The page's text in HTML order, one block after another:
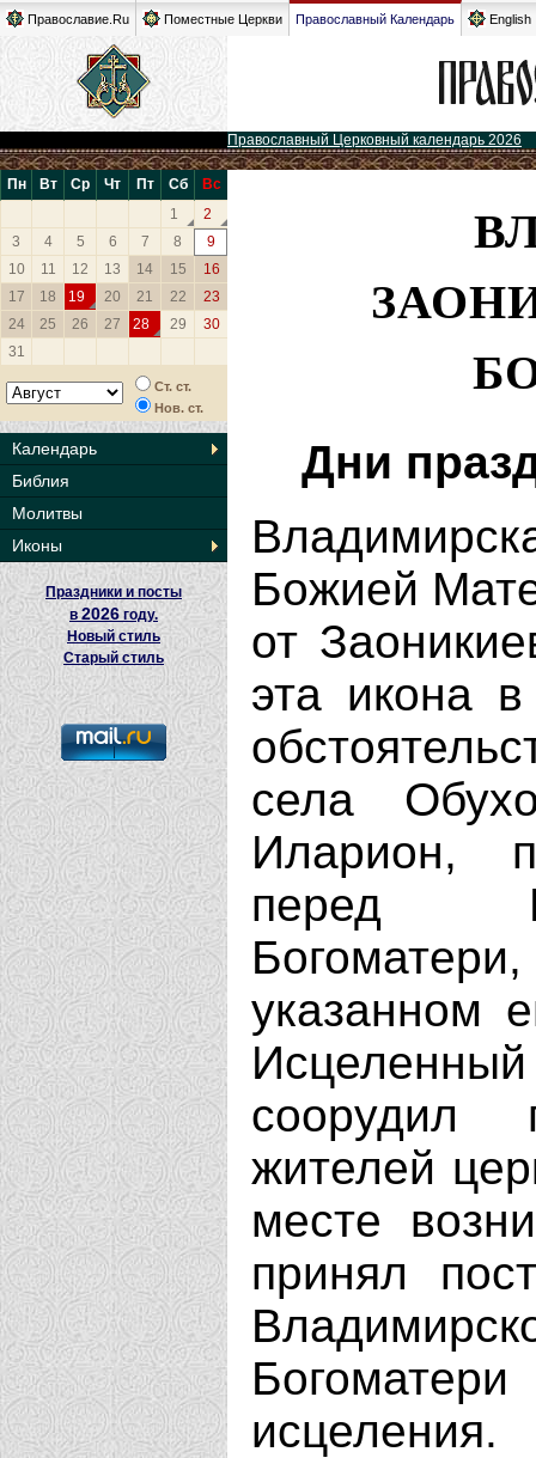
Православие.Ru Поместные Церкви Православный Календарь English
Православный Церковный календарь 2026
Пн Вт Ср Чт Пт Сб
Вс
1
2
3
4 5 6 7 8
9
10
11 12 13 14 15
16
17
18 19 20 21 22
23
24
25 26 27 28 29
30
31
Ст. ст.
Нов. ст.
Календарь
Библия
Молитвы
Иконы
Праздники и посты
в 2026 году.
Новый стиль
Старый стиль
Дни
Божией
от
эта икона
села
Иларион,
перед
указанном
соорудил
жителей
месте
принял
исцеления.